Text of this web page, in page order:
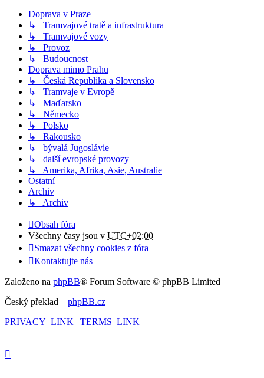
Doprava v Praze
↳ Tramvajové tratě a infrastruktura
↳ Tramvajové vozy
↳ Provoz
↳ Budoucnost
Doprava mimo Prahu
↳ Česká Republika a Slovensko
↳ Tramvaje v Evropě
↳ Maďarsko
↳ Německo
↳ Polsko
↳ Rakousko
↳ bývalá Jugoslávie
↳ další evropské provozy
↳ Amerika, Afrika, Asie, Australie
Ostatní
Archiv
↳ Archiv
Obsah fóra
Všechny časy jsou v UTC+02:00
Smazat všechny cookies z fóra
Kontaktujte nás
Založeno na phpBB® Forum Software © phpBB Limited
Český překlad – phpBB.cz
PRIVACY_LINK | TERMS_LINK